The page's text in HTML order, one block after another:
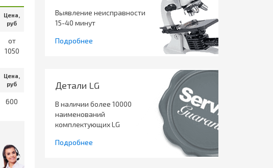
Цена,
руб
от
1050
Цена,
руб
600
Выявление неисправности
15-40 минут
Подробнее
Детали LG
В наличии более 10000
наименований
комплектующих LG
Подробнее